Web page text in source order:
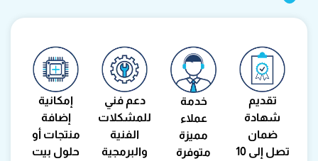
تقديم
شهادة
ضمان
تصل إلى 10
خدمة
عملاء
مميزة
متوفرة
دعم فني
للمشكلات
الفنية
والبرمجية
إمكانية
إضافة
منتجات أو
حلول بيت